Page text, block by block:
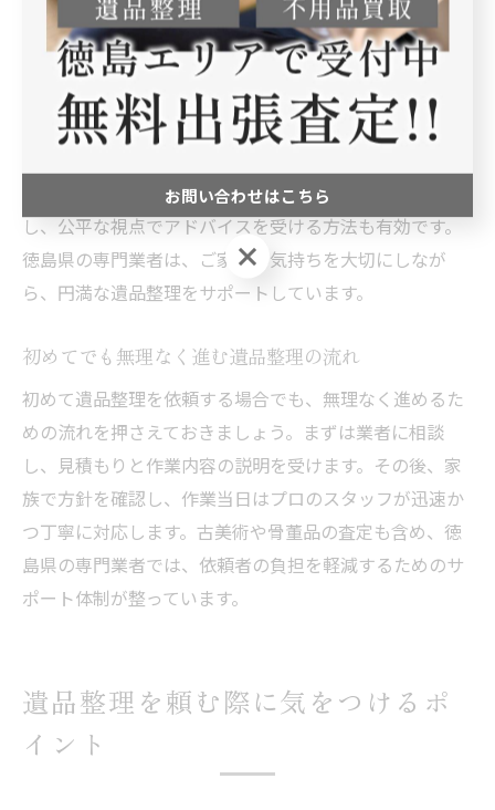
遺品整理の進め方で家族間トラブルを避けるには
家族間のトラブルを避けるためには、遺品整理の進め方
に工夫が必要です。まず、全員の意見を尊重し合い、残
相違が出た場合は、第三者である遺品整理業者に相談
し、公平な視点でアドバイスを受ける方法も有効です。
徳島県の専門業者は、ご家族の気持ちを大切にしなが
ら、円満な遺品整理をサポートしています。
初めてでも無理なく進む遺品整理の流れ
初めて遺品整理を依頼する場合でも、無理なく進めるた
めの流れを押さえておきましょう。まずは業者に相談
し、見積もりと作業内容の説明を受けます。その後、家
族で方針を確認し、作業当日はプロのスタッフが迅速か
つ丁寧に対応します。古美術や骨董品の査定も含め、徳
島県の専門業者では、依頼者の負担を軽減するためのサ
ポート体制が整っています。
遺品整理を頼む際に気をつけるポ
イント
お問い合わせはこちら
お問い合わせはこちら